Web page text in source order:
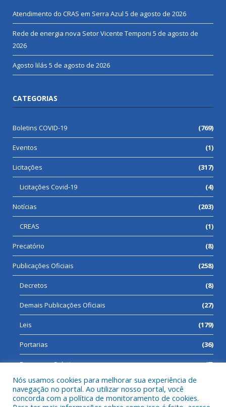
Atendimento do CRAS em Serra Azul 5 de agosto de 2026
Rede de energia nova Setor Vicente Temponi 5 de agosto de
2026
Agosto lilás 5 de agosto de 2026
CATEGORIAS
Boletins COVID-19 (769)
Eventos (1)
Licitações (317)
Licitações Covid-19 (4)
Notícias (203)
CREAS (1)
Precatório (8)
Publicações Oficiais (258)
Decretos (8)
Demais Publicações Oficiais (27)
Leis (179)
Portarias (36)
Processos Seletivos (7)
Nós usamos cookies para melhorar sua experiência de
navegação no portal. Ao utilizar nosso portal, você
concorda com a política de monitoramento de cookies.